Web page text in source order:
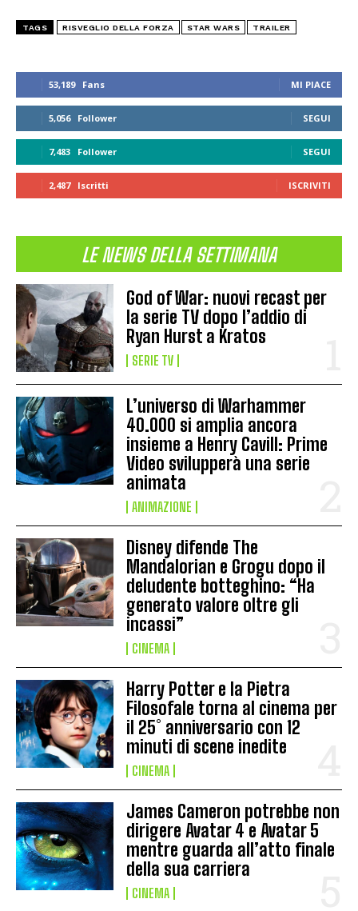
53,189 Fans MI PIACE
5,056 Follower SEGUI
7,483 Follower SEGUI
2,487 Iscritti ISCRIVITI
LE NEWS DELLA SETTIMANA
God of War: nuovi recast per
la serie TV dopo l’addio di
Ryan Hurst a Kratos
SERIE TV
L’universo di Warhammer
40.000 si amplia ancora
insieme a Henry Cavill: Prime
Video svilupperà una serie
animata
ANIMAZIONE
Disney difende The
Mandalorian e Grogu dopo il
deludente botteghino: “Ha
generato valore oltre gli
incassi”
CINEMA
Harry Potter e la Pietra
Filosofale torna al cinema per
il 25° anniversario con 12
minuti di scene inedite
CINEMA
James Cameron potrebbe non
dirigere Avatar 4 e Avatar 5
mentre guarda all’atto finale
della sua carriera
CINEMA
TAGS RISVEGLIO DELLA FORZA STAR WARS TRAILER